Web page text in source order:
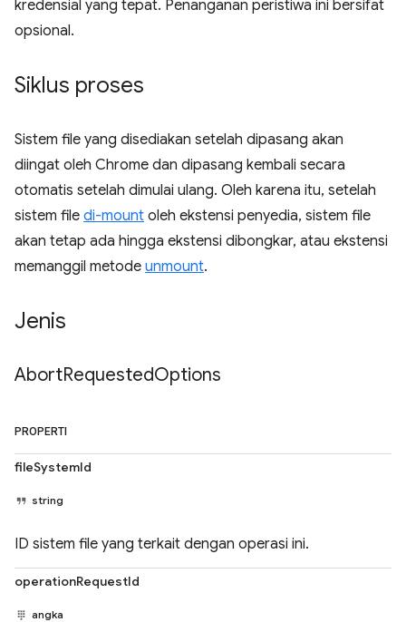
kredensial yang tepat. Penanganan peristiwa ini bersifat
opsional.
Siklus proses
Sistem file yang disediakan setelah dipasang akan
diingat oleh Chrome dan dipasang kembali secara
otomatis setelah dimulai ulang. Oleh karena itu, setelah
sistem file di-mount oleh ekstensi penyedia, sistem file
akan tetap ada hingga ekstensi dibongkar, atau ekstensi
memanggil metode unmount.
Jenis
AbortRequestedOptions
PROPERTI
fileSystemId
string
ID sistem file yang terkait dengan operasi ini.
operationRequestId
angka